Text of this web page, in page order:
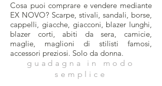
Cosa puoi comprare e vendere mediante
EX NOVO? Scarpe, stivali, sandali, borse,
cappelli, giacche, giacconi, blazer lunghi,
blazer corti, abiti da sera, camicie,
maglie, maglioni di stilisti famosi,
accessori preziosi. Solo da donna.
guadagna in modo
semplice